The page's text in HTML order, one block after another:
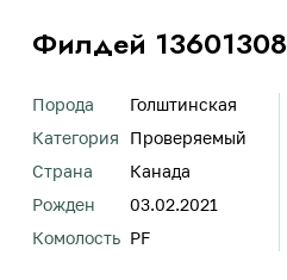
Филдей 13601308
Порода
Голштинская
Категория
Проверяемый
Страна
Канада
Рожден
03.02.2021
Комолость PF